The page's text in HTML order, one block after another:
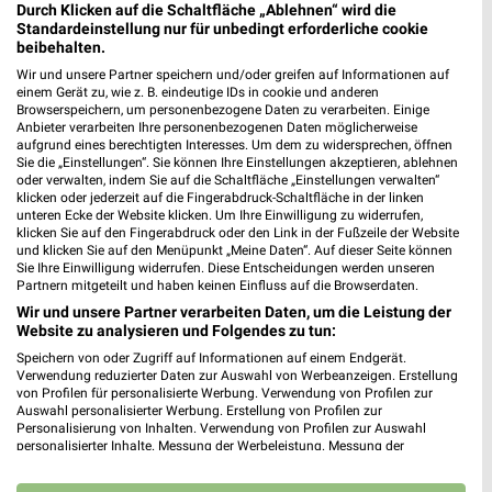
19,4 km
Angebote ab 08.08.
Gültig bis Fr. 14.08.
3 km
Angebote ab 17.08.
Gültig ab Mo. 17.08.
PENNY XXXLutz
Durch Klicken auf die Schaltfläche „Ablehnen“ wird die
Standardeinstellung nur für unbedingt erforderliche cookie
beibehalten.
Wir und unsere Partner speichern und/oder greifen auf Informationen auf
einem Gerät zu, wie z. B. eindeutige IDs in cookie und anderen
Browserspeichern, um personenbezogene Daten zu verarbeiten. Einige
Anbieter verarbeiten Ihre personenbezogenen Daten möglicherweise
aufgrund eines berechtigten Interesses. Um dem zu widersprechen, öffnen
Sie die „Einstellungen“. Sie können Ihre Einstellungen akzeptieren, ablehnen
oder verwalten, indem Sie auf die Schaltfläche „Einstellungen verwalten“
klicken oder jederzeit auf die Fingerabdruck-Schaltfläche in der linken
unteren Ecke der Website klicken. Um Ihre Einwilligung zu widerrufen,
klicken Sie auf den Fingerabdruck oder den Link in der Fußzeile der Website
und klicken Sie auf den Menüpunkt „Meine Daten“. Auf dieser Seite können
Sie Ihre Einwilligung widerrufen. Diese Entscheidungen werden unseren
Partnern mitgeteilt und haben keinen Einfluss auf die Browserdaten.
Wir und unsere Partner verarbeiten Daten, um die Leistung der
Website zu analysieren und Folgendes zu tun:
Speichern von oder Zugriff auf Informationen auf einem Endgerät.
Verwendung reduzierter Daten zur Auswahl von Werbeanzeigen. Erstellung
von Profilen für personalisierte Werbung. Verwendung von Profilen zur
Auswahl personalisierter Werbung. Erstellung von Profilen zur
Personalisierung von Inhalten. Verwendung von Profilen zur Auswahl
personalisierter Inhalte. Messung der Werbeleistung. Messung der
Kombinationen von Daten aus verschiedenen Quellen. Entwicklung und